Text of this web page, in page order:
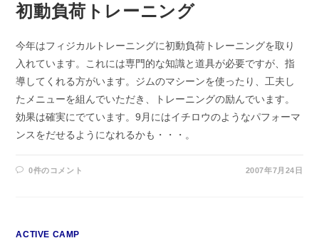
初動負荷トレーニング
今年はフィジカルトレーニングに初動負荷トレーニングを取り
入れています。これには専門的な知識と道具が必要ですが、指
導してくれる方がいます。ジムのマシーンを使ったり、工夫し
たメニューを組んでいただき、トレーニングの励んでいます。
効果は確実にでています。9月にはイチロウのようなパフォーマ
ンスをだせるようになれるかも・・・。
0件のコメント 2007年7月24日
ACTIVE CAMP